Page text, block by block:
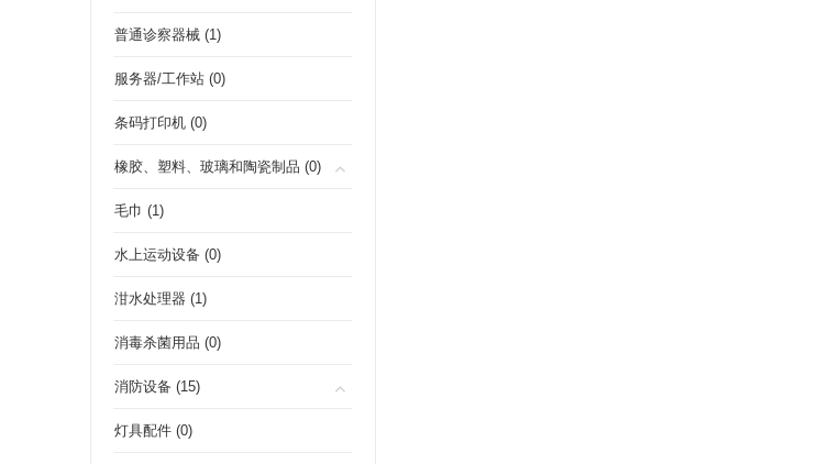
普通诊察器械 (1)
服务器/工作站 (0)
条码打印机 (0)
橡胶、塑料、玻璃和陶瓷制品 (0)
毛巾 (1)
水上运动设备 (0)
泔水处理器 (1)
消毒杀菌用品 (0)
消防设备 (15)
灯具配件 (0)